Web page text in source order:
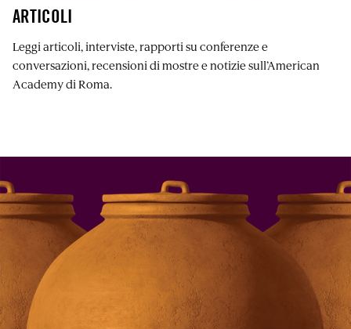
ARTICOLI
Leggi articoli, interviste, rapporti su conferenze e
conversazioni, recensioni di mostre e notizie sull’American
Academy di Roma.